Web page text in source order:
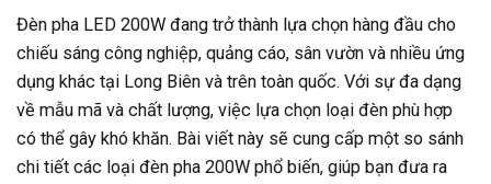
Đèn pha LED 200W đang trở thành lựa chọn hàng đầu cho
chiếu sáng công nghiệp, quảng cáo, sân vườn và nhiều ứng
dụng khác tại Long Biên và trên toàn quốc. Với sự đa dạng
về mẫu mã và chất lượng, việc lựa chọn loại đèn phù hợp
có thể gây khó khăn. Bài viết này sẽ cung cấp một so sánh
chi tiết các loại đèn pha 200W phổ biến, giúp bạn đưa ra